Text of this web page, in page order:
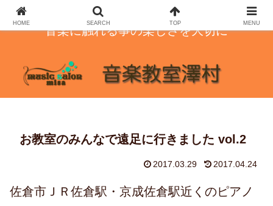
音楽に触れる事の楽しさを大切に
お教室のみんなで遠足に行きました vol.2
2017.03.29 2017.04.24
佐倉市ＪＲ佐倉駅・京成佐倉駅近くのピアノ
HOME SEARCH TOP MENU